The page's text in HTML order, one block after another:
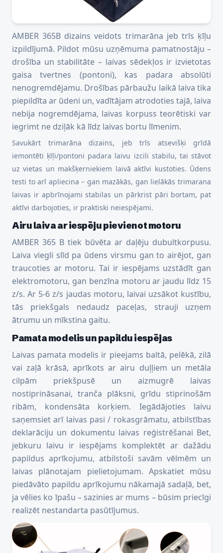
AMBER 365B dizains veidots trimarāna jeb trīs ķīļu
izpildījumā. Pildot mūsu uzņēmuma pamatnostāju –
drošība un stabilitāte – laivas sēdekļos ir izvietotas
gaisa tvertnes (pontoni), kas padara absolūti
nenogremdējamu. Drošības pārbaužu laikā laiva tika
piepildīta ar ūdeni un, vadītājam atrodoties tajā, laiva
nebija nogremdējama, laivas korpuss teorētiski var
iegrimt ne dziļāk kā līdz laivas bortu līmenim.
Savukārt trimarāna dizains, jeb trīs atsevišķi grīdā
iemontēti ķīļi/pontoni padara laivu izcili stabilu, tai stāvot
uz vietas un makšķerniekiem laivā aktīvi kustoties. Ūdens
testi to arī apliecina – gan mazākās, gan lielākās trimarana
laivas ir apbrīnojami stabilas un pārkrist pāri bortam, pat
aktīvi darbojoties, ir praktiski neiespējami.
Airu laiva ar iespēju pievienot motoru
AMBER 365 B tiek būvēta ar daļēju dubultkorpusu.
Laiva viegli slīd pa ūdens virsmu gan to airējot, gan
traucoties ar motoru. Tai ir iespējams uzstādīt gan
elektromotoru, gan benzīna motoru ar jaudu līdz 15
z/s. Ar 5-6 z/s jaudas motoru, laivai uzsākot kustību,
tās priekšgals nedaudz paceļas, strauji uzņem
ātrumu un mīkstina gaitu.
Pamata modelis un papildu iespējas
Laivas pamata modelis ir pieejams baltā, pelēkā, zilā
vai zaļā krāsā, aprīkots ar airu duļļiem un metāla
cilpām priekšpusē un aizmugrē laivas
nostiprināsanai, tranča plāksni, grīdu stiprinošām
ribām, kondensāta korķiem. Iegādājoties laivu
saņemsiet arī laivas pasi / rokasgrāmatu, atbilstības
deklarāciju un dokumentu laivas reģistrēšanai Bet,
jebkuru laivu ir iespējams komplektēt ar dažādu
papildus aprīkojumu, atbilstoši savām vēlmēm un
laivas plānotajam pielietojumam. Apskatiet mūsu
piedāvāto papildu aprīkojumu nākamajā sadaļā, bet,
ja vēlies ko īpašu – sazinies ar mums – būsim priecīgi
realizēt nestandarta pasūtījumus.